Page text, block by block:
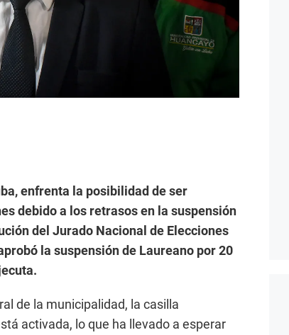
enfrenta la posibilidad de ser
debido a los retrasos en la suspensión
del Jurado Nacional de Elecciones
la suspensión de Laureano por 20
de la municipalidad, la casilla
activada, lo que ha llevado a esperar